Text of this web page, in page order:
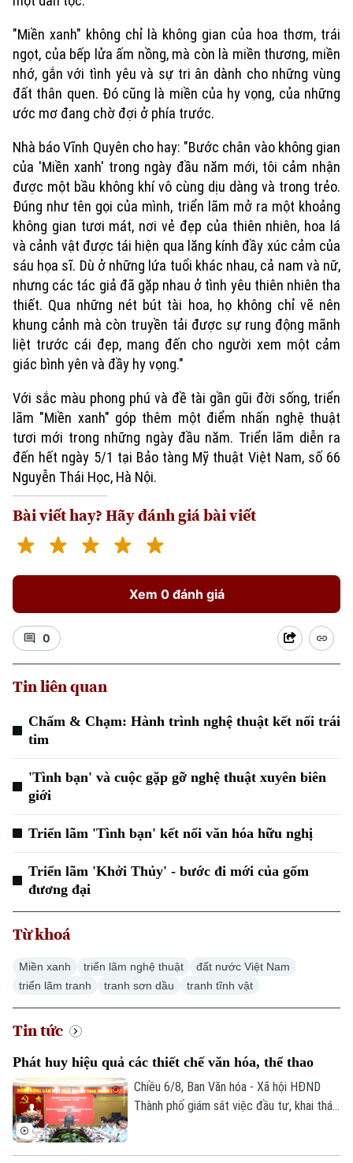
"Miền xanh" không chỉ là không gian của hoa thơm, trái
ngọt, của bếp lửa ấm nồng, mà còn là miền thương, miền
nhớ, gắn với tình yêu và sự tri ân dành cho những vùng
đất thân quen. Đó cũng là miền của hy vọng, của những
ước mơ đang chờ đợi ở phía trước.
Nhà báo Vĩnh Quyên cho hay: "Bước chân vào không gian
của 'Miền xanh' trong ngày đầu năm mới, tôi cảm nhận
được một bầu không khí vô cùng dịu dàng và trong trẻo.
Đúng như tên gọi của mình, triển lãm mở ra một khoảng
không gian tươi mát, nơi vẻ đẹp của thiên nhiên, hoa lá
và cảnh vật được tái hiện qua lăng kính đầy xúc cảm của
sáu họa sĩ. Dù ở những lứa tuổi khác nhau, cả nam và nữ,
nhưng các tác giả đã gặp nhau ở tình yêu thiên nhiên tha
thiết. Qua những nét bút tài hoa, họ không chỉ vẽ nên
khung cảnh mà còn truyền tải được sự rung động mãnh
liệt trước cái đẹp, mang đến cho người xem một cảm
giác bình yên và đầy hy vọng."
Với sắc màu phong phú và đề tài gần gũi đời sống, triển
lãm "Miền xanh" góp thêm một điểm nhấn nghệ thuật
tươi mới trong những ngày đầu năm. Triển lãm diễn ra
đến hết ngày 5/1 tại Bảo tàng Mỹ thuật Việt Nam, số 66
Nguyễn Thái Học, Hà Nội.
Bài viết hay? Hãy đánh giá bài viết
Xem 0 đánh giá
0
Tin liên quan
Chấm & Chạm: Hành trình nghệ thuật kết nối trái
tim
'Tình bạn' và cuộc gặp gỡ nghệ thuật xuyên biên
giới
Triển lãm 'Tình bạn' kết nối văn hóa hữu nghị
Triển lãm 'Khởi Thủy' - bước đi mới của gốm
đương đại
Từ khoá
Miền xanh triển lãm nghệ thuật
đất nước Việt Nam
triển lãm tranh
tranh sơn dầu tranh tĩnh vật
Tin tức
Phát huy hiệu quả các thiết chế văn hóa, thể thao
Chiều 6/8, Ban Văn hóa - Xã hội HĐND
Thành phố giám sát việc đầu tư, khai thác